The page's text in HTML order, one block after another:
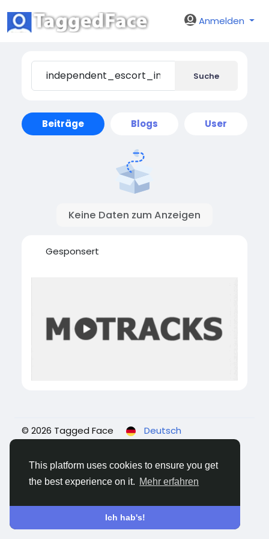
This platform uses cookies to ensure you get
the best experience on it. Mehr erfahren
Ich hab's!
Anmelden
Suche
Beiträge Blogs User
Keine Daten zum Anzeigen
Gesponsert
© 2026 Tagged Face
Deutsch